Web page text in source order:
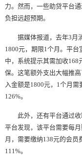
力。然而，一些助贷平台
负担远超预期。
据媒体报道，去年3月消
1800元，期限1个月。平
中，系统提示其需加收168
保。这笔额外支出大幅推
入金额是1800元，1个月
126%。
此外，还有平台通过收
平台发现，该平台需要每
月，需要缴纳138元的会
111%。